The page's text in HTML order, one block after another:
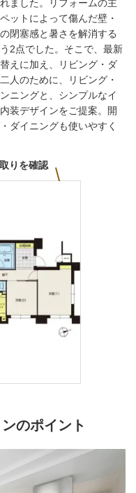
ました。リフォームの主
ットによって傷んだ壁・
閉塞感と暑さを解消する
2点でした。そこで、最新
えに加え、リビング・ダ
人のために、リビング・
ニングと、シンプルなイ
装デザインをご提案。開
ダイニングも使いやすく
りを確認
のポイント